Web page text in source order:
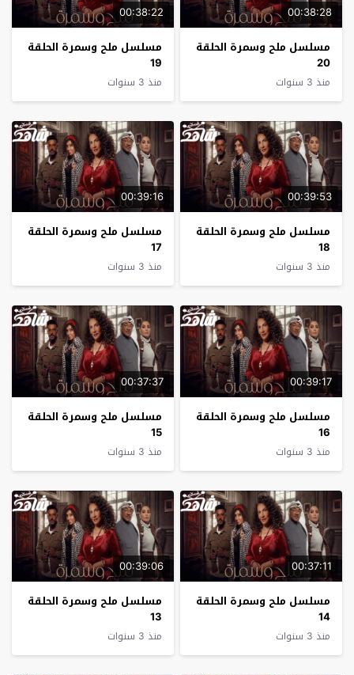
00:38:28
مسلسل ملح وسمرة الحلقة
20
منذ 3 سنوات
00:38:22
مسلسل ملح وسمرة الحلقة
19
منذ 3 سنوات
00:39:53
مسلسل ملح وسمرة الحلقة
18
منذ 3 سنوات
00:39:16
مسلسل ملح وسمرة الحلقة
17
منذ 3 سنوات
00:39:17
مسلسل ملح وسمرة الحلقة
16
منذ 3 سنوات
00:37:37
مسلسل ملح وسمرة الحلقة
15
منذ 3 سنوات
00:37:11
مسلسل ملح وسمرة الحلقة
14
منذ 3 سنوات
00:39:06
مسلسل ملح وسمرة الحلقة
13
منذ 3 سنوات